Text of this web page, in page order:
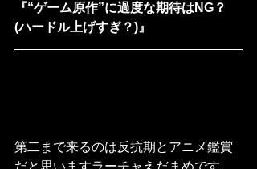
『“ゲーム原作”に過度な期待はNG？
(ハードル上げすぎ？)』
第二まで来るのは反抗期とアニメ鑑賞